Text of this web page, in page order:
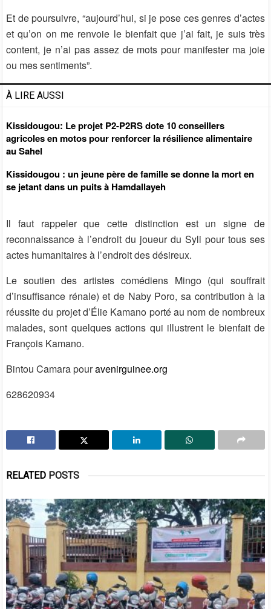
Et de poursuivre, “aujourd’hui, si je pose ces genres d’actes
et qu’on on me renvoie le bienfait que j’ai fait, je suis très
content, je n’ai pas assez de mots pour manifester ma joie
ou mes sentiments”.
À LIRE AUSSI
Kissidougou: Le projet P2-P2RS dote 10 conseillers
agricoles en motos pour renforcer la résilience alimentaire
au Sahel
Kissidougou : un jeune père de famille se donne la mort en
se jetant dans un puits à Hamdallayeh
Il faut rappeler que cette distinction est un signe de
reconnaissance à l’endroit du joueur du Syli pour tous ses
actes humanitaires à l’endroit des désireux.
Le soutien des artistes comédiens Mingo (qui souffrait
d’insuffisance rénale) et de Naby Poro, sa contribution à la
réussite du projet d’Élie Kamano porté au nom de nombreux
malades, sont quelques actions qui illustrent le bienfait de
François Kamano.
Bintou Camara pouravenirguinee.org
628620934
RELATED POSTS